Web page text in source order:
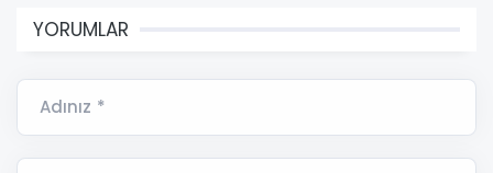
YORUMLAR
Adınız *